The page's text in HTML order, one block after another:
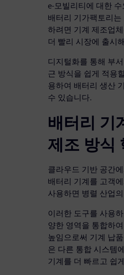
e-모빌리티에 대한
배터리 기가팩토리
하려면 기계 제조업
더 빨리 시장에 출시
디지털화를 통해 부
근 방식을 쉽게 적용
용하여 배터리 생산
수 있습니다.
배터리 기
제조 방식
클라우드 기반 공간
배터리 기계를 고객
사용하면 병렬 산업
이러한 도구를 사용
양한 영역을 통합하
높임으로써 기계 납
은 다른 통합 시스템
기계를 더 빠르고 쉽